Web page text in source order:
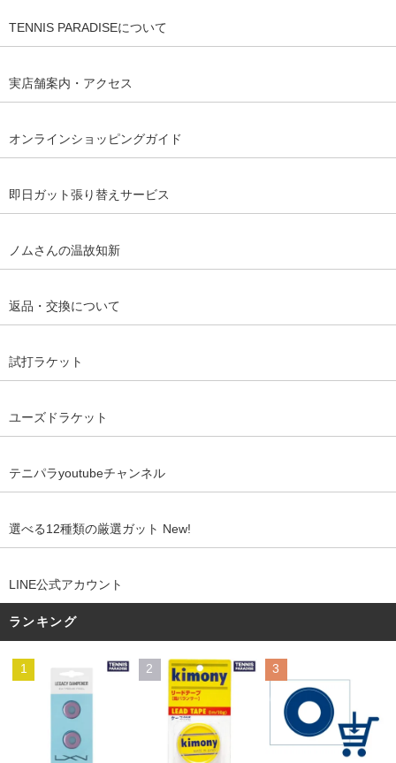
TENNIS PARADISEについて
実店舗案内・アクセス
オンラインショッピングガイド
即日ガット張り替えサービス
ノムさんの温故知新
返品・交換について
試打ラケット
ユーズドラケット
テニパラyoutubeチャンネル
選べる12種類の厳選ガット New!
LINE公式アカウント
ランキング
1 2 3